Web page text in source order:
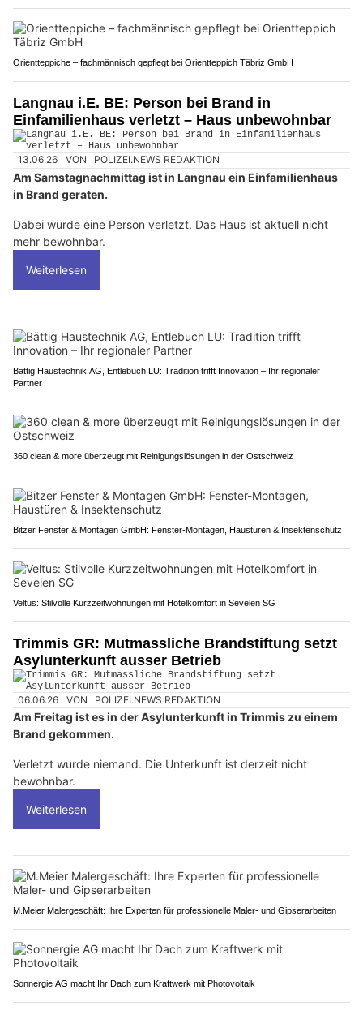
Orientteppiche – fachmännisch gepflegt bei Orientteppich Täbriz GmbH
Langnau i.E. BE: Person bei Brand in
Einfamilienhaus verletzt – Haus unbewohnbar
13.06.26 VON POLIZEI.NEWS REDAKTION
Am Samstagnachmittag ist in Langnau ein Einfamilienhaus
in Brand geraten.
Dabei wurde eine Person verletzt. Das Haus ist aktuell nicht
mehr bewohnbar.
Weiterlesen
Bättig Haustechnik AG, Entlebuch LU: Tradition trifft Innovation – Ihr regionaler
Partner
360 clean & more überzeugt mit Reinigungslösungen in der Ostschweiz
Bitzer Fenster & Montagen GmbH: Fenster-Montagen, Haustüren & Insektenschutz
Veltus: Stilvolle Kurzzeitwohnungen mit Hotelkomfort in Sevelen SG
Trimmis GR: Mutmassliche Brandstiftung setzt
Asylunterkunft ausser Betrieb
06.06.26 VON POLIZEI.NEWS REDAKTION
Am Freitag ist es in der Asylunterkunft in Trimmis zu einem
Brand gekommen.
Verletzt wurde niemand. Die Unterkunft ist derzeit nicht
bewohnbar.
Weiterlesen
M.Meier Malergeschäft: Ihre Experten für professionelle Maler- und Gipserarbeiten
Sonnergie AG macht Ihr Dach zum Kraftwerk mit Photovoltaik